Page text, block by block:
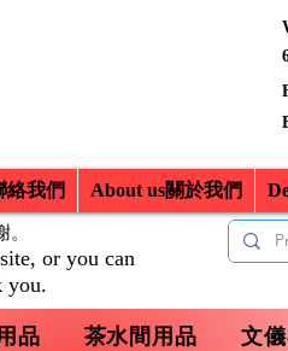
絡我們 About us關於我們
品 茶水間用品 文
。
or you can
you.